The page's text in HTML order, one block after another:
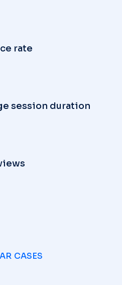
rate
session duration
CASES